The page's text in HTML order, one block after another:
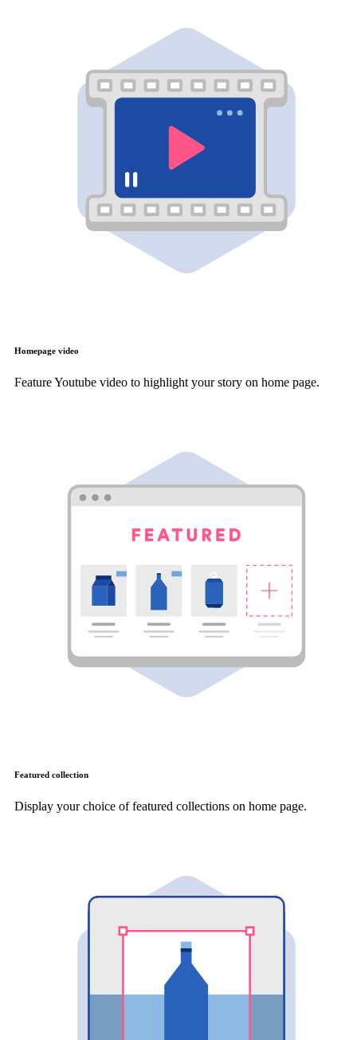
Homepage video
Feature Youtube video to highlight your story on home page.
Featured collection
Display your choice of featured collections on home page.